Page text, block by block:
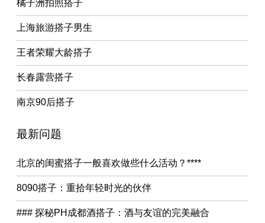
橘子洲拍照搭子
上海旅游搭子男生
王者荣耀大龄搭子
长春露营搭子
南京90后搭子
最新问题
北京的闺蜜搭子一般喜欢做些什么活动？****
8090搭子：重拾年轻时光的伙伴
### 探秘PH成都酒搭子：酒与友谊的完美融合